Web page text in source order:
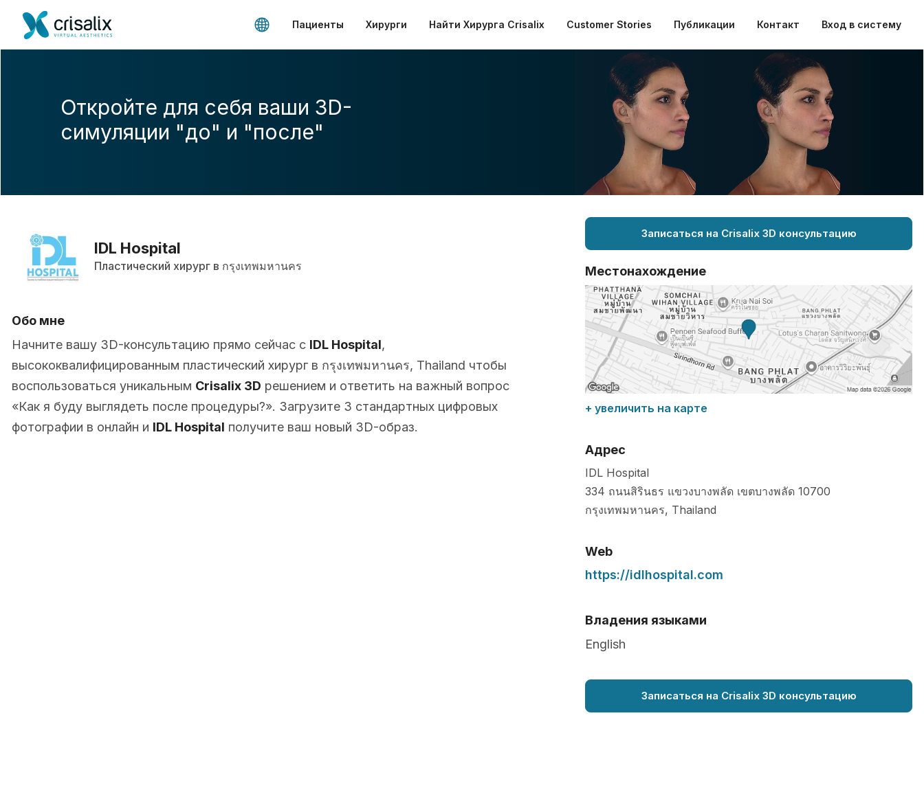
Пациенты Хирурги Найти Хирурга Crisalix Customer Stories Публикации Контакт Вход в систему
Откройте для себя ваши 3D-
симуляции "до" и "после"
IDL Hospital
Пластический хирург в กรุงเทพมหานคร
Обо мне
Начните вашу 3D-консультацию прямо сейчас с IDL Hospital,
высококвалифицированным пластический хирург в กรุงเทพมหานคร, Thailand чтобы
воспользоваться уникальным Crisalix 3D решением и ответить на важный вопрос
«Как я буду выглядеть после процедуры?». Загрузите 3 стандартных цифровых
фотографии в онлайн и IDL Hospital получите ваш новый 3D-образ.
Записаться на Crisalix 3D консультацию
Местонахождение
+ увеличить на карте
Адрес
IDL Hospital
334 ถนนสิรินธร แขวงบางพลัด เขตบางพลัด 10700
กรุงเทพมหานคร, Thailand
Web
https://idlhospital.com
Владения языками
English
Записаться на Crisalix 3D консультацию